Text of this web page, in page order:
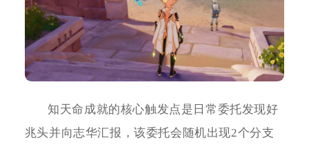
知天命成就的核心触发点是日常委托发现好
兆头并向志华汇报，该委托会随机出现2个分支